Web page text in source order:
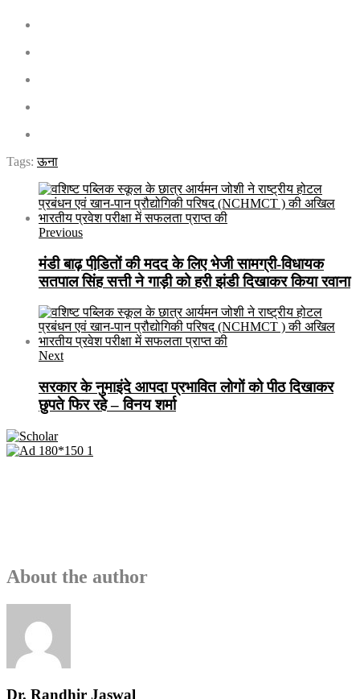
Tags:ऊना
Previous
मंडी बाढ़ पीडि़तों की मदद के लिए भेजी सामग्री-विधायक
सतपाल सिंह सत्ती ने गाड़ी को हरी झंडी दिखाकर किया रवाना
Next
सरकार के नुमाइंदे आपदा प्रभावित लोगों को पीठ दिखाकर
छुपते फिर रहे – विनय शर्मा
About the author
Dr. Randhir Jaswal